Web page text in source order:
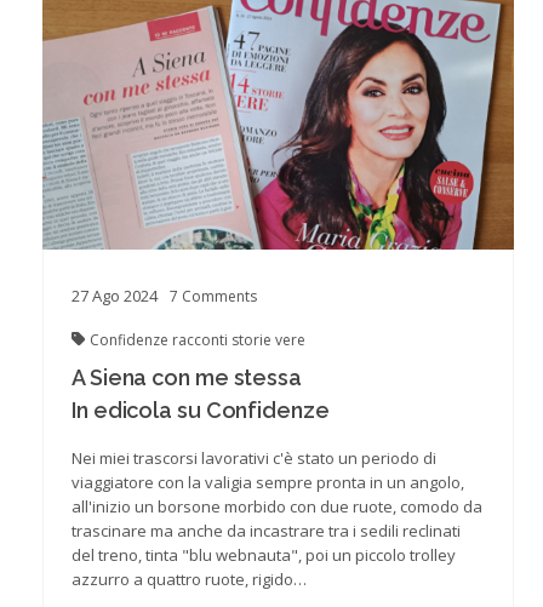
27Ago 2024 7 Comments
Confidenze racconti storie vere
A Siena con me stessa
In edicola su Confidenze
Nei miei trascorsi lavorativi c'è stato un periodo di
viaggiatore con la valigia sempre pronta in un angolo,
all'inizio un borsone morbido con due ruote, comodo da
trascinare ma anche da incastrare tra i sedili reclinati
del treno, tinta "blu webnauta", poi un piccolo trolley
azzurro a quattro ruote, rigido…